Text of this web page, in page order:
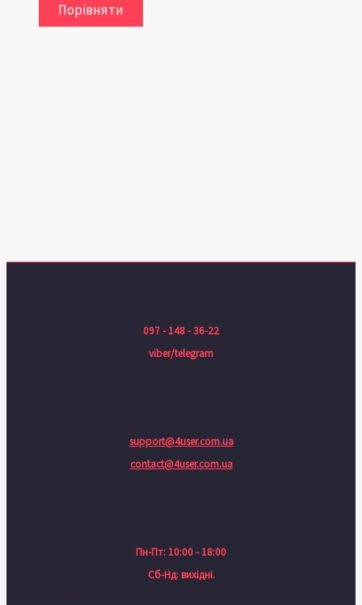
Порівняти
097 - 148 - 36-22
viber/telegram
support@4user.com.ua
contact@4user.com.ua
Пн-Пт: 10:00 - 18:00
Сб-Нд: вихідні.